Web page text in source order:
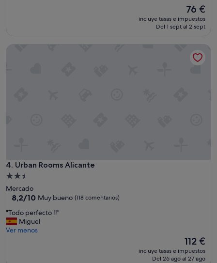
El
precio
actual
76 €
incluye tasas e impuestos
Del 1 sept al 2 sept
4. Urban Rooms Alicante
Urban Rooms Alicante
Alojamiento
de
2.5 estrellas
Mercado
8.2
10,
Muy
bueno,
8,2/10 Muy bueno (118 comentarios)
"
T
o
"Todo perfecto !!"
Miguel
Ver menos
El
precio
actual
112 €
incluye tasas e impuestos
Del 26 ago al 27 ago